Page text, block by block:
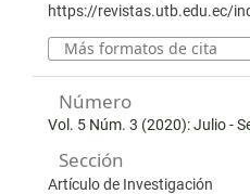
https://revistas.utb.edu.ec/
Más formatos de cita
Número
Vol. 5 Núm. 3 (2020): Julio -
Sección
Artículo de Investigación